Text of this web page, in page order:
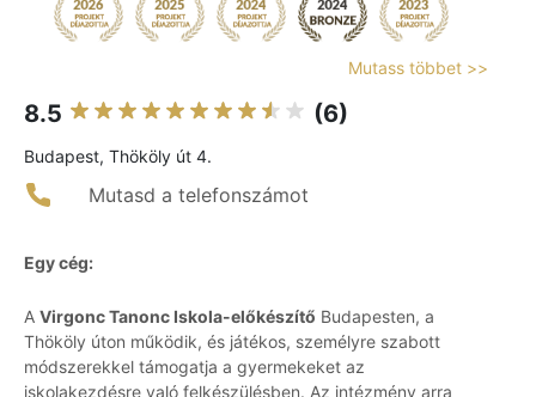
Mutass többet >>
8.5 (6)
Budapest, Thököly út 4.
Mutasd a telefonszámot
Egy cég:
A Virgonc Tanonc Iskola-előkészítő Budapesten, a
Thököly úton működik, és játékos, személyre szabott
módszerekkel támogatja a gyermekeket az
iskolakezdésre való felkészülésben. Az intézmény arra